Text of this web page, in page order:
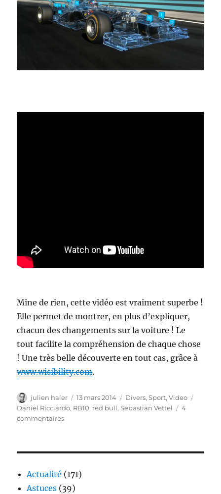
Mine de rien, cette vidéo est vraiment superbe !
Elle permet de montrer, en plus d’expliquer,
chacun des changements sur la voiture ! Le
tout facilite la compréhension de chaque chose
! Une très belle découverte en tout cas, grâce à
www.wisibility.com.
Auteur
julien haler
Publié
le
13 mars 2014 Catégories
Divers,Sport,Video
Daniel Ricciardo, RB10, red bull,Sebastian Vettel
4
commentairessur
la
nouvelle
règlementation
Actualité (171)
Astuces (39)